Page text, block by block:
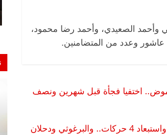
وأحمد الصعيدي، وأحمد رضا محمود،
وعدد من المتضامنين.
اختفيا فجأة قبل شهرين ونصف
حوار القاهرة| الفصائل الفلسطينية تحدد مصير الانتخابات من مصر.. واستبعاد 4 حركات.. والبرغوثي ودحلان
الرئيسية
مقعد شاغر على
رمضان.. د.
اقتصادي في
ناس وناس
دافع عن المال العام